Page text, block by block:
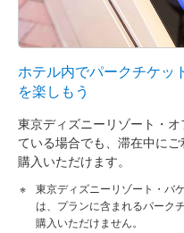
ホテル内でパークチケッ
を楽しもう
東京ディズニーリゾート・
ている場合でも、滞在中に
購入いただけます。
東京ディズニーリゾート・バ
は、プランに含まれるパーク
購入いただけません。